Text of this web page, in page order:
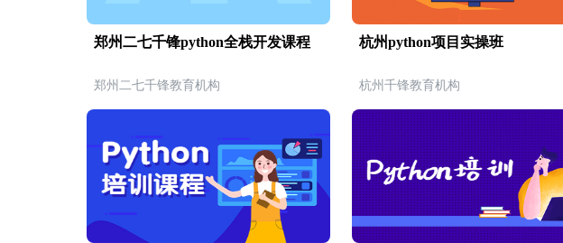
郑州二七千锋python全栈开发课程
郑州二七千锋教育机构
杭州python项目实操班
杭州千锋教育机构